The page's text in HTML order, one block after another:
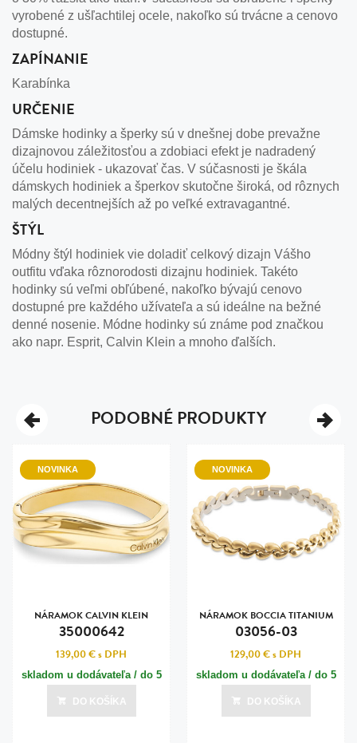
vyrobené z ušľachtilej ocele, nakoľko sú trvácne a cenovo
dostupné.
ZAPÍNANIE
Karabínka
URČENIE
Dámske hodinky a šperky sú v dnešnej dobe prevažne
dizajnovou záležitosťou a zdobiaci efekt je nadradený
účelu hodiniek - ukazovať čas. V súčasnosti je škála
dámskych hodiniek a šperkov skutočne široká, od rôznych
malých decentnejších až po veľké extravagantné.
ŠTÝL
Módny štýl hodiniek vie doladiť celkový dizajn Vášho
outfitu vďaka rôznorodosti dizajnu hodiniek. Takéto
hodinky sú veľmi obľúbené, nakoľko bývajú cenovo
dostupné pre každého užívateľa a sú ideálne na bežné
denné nosenie. Módne hodinky sú známe pod značkou
ako napr. Esprit, Calvin Klein a mnoho ďalších.
PODOBNÉ PRODUKTY
NOVINKA
NÁRAMOK CALVIN KLEIN
35000642
139,00 €s DPH
skladom u dodávateľa / do 5
dní
Posledná aktualizácia dnes o 23:00
DO KOŠÍKA
NOVINKA
NÁRAMOK BOCCIA TITANIUM
03056-03
129,00 €s DPH
skladom u dodávateľa / do 5
dní
Posledná aktualizácia dnes o 23:00
DO KOŠÍKA